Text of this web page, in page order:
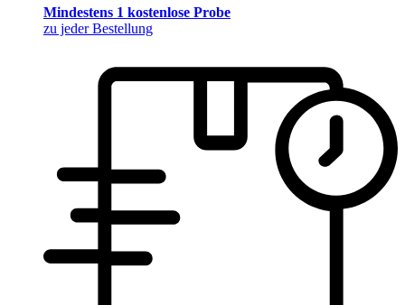
Mindestens 1 kostenlose Probe
zu jeder Bestellung